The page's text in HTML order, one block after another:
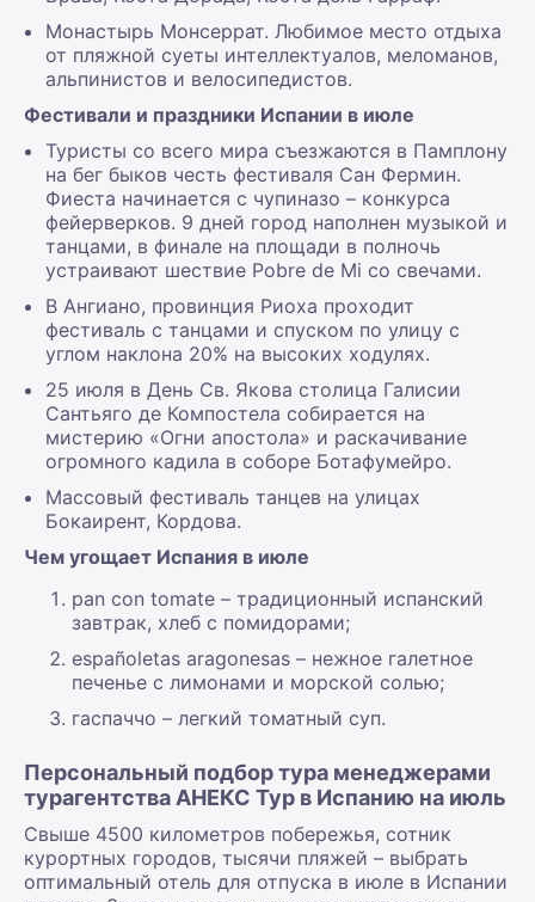
Монастырь Монсеррат. Любимое место отдыха
от пляжной суеты интеллектуалов, меломанов,
альпинистов и велосипедистов.
Фестивали и праздники Испании в июле
Туристы со всего мира съезжаются в Памплону
на бег быков честь фестиваля Сан Фермин.
Фиеста начинается с чупиназо – конкурса
фейерверков. 9 дней город наполнен музыкой и
танцами, в финале на площади в полночь
устраивают шествие Pobre de Mi со свечами.
В Ангиано, провинция Риоха проходит
фестиваль с танцами и спуском по улицу с
углом наклона 20% на высоких ходулях.
25 июля в День Св. Якова столица Галисии
Сантьяго де Компостела собирается на
мистерию «Огни апостола» и раскачивание
огромного кадила в соборе Ботафумейро.
Массовый фестиваль танцев на улицах
Бокаирент, Кордова.
Чем угощает Испания в июле
pan con tomate – традиционный испанский
завтрак, хлеб с помидорами;
españoletas aragonesas – нежное галетное
печенье с лимонами и морской солью;
гаспаччо – легкий томатный суп.
Персональный подбор тура менеджерами
турагентства АНЕКС Тур в Испанию на июль
Свыше 4500 километров побережья, сотник
курортных городов, тысячи пляжей – выбрать
оптимальный отель для отпуска в июле в Испании